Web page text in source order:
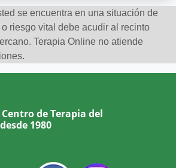
Vocacional
postraumÃ¡tico
Del Animo En General
se encuentra en una situación de
riesgo vital debe acudir al recinto
Terapia Online no atiende
Centro de Terapia del
1980